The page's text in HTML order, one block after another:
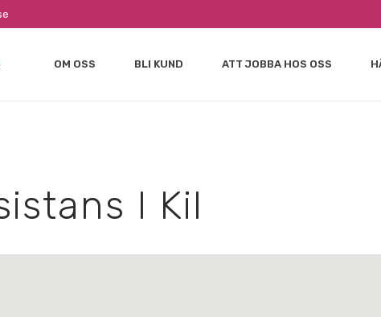
OM OSS BLI KUND ATT JOBBA HOS OSS
I Kil